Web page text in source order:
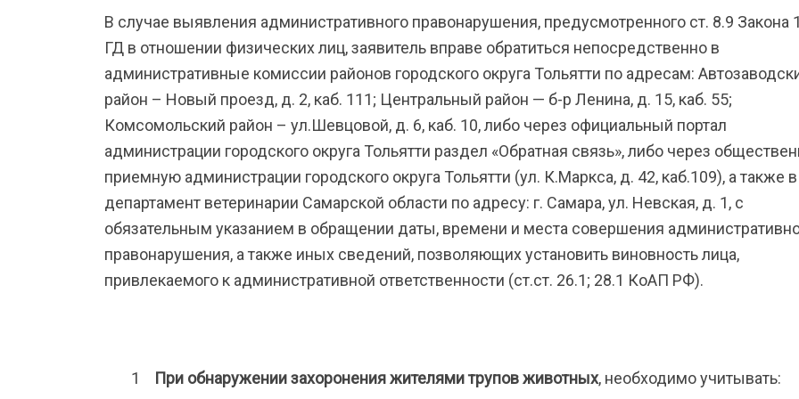
В случае выявления административного правонарушения, предусмотренного ст. 8.9 Закона
ГД в отношении физических лиц, заявитель вправе обратиться непосредственно в
административные комиссии районов городского округа Тольятти по адресам:
район – Новый проезд, д. 2, каб. 111; Центральный район — б-р Ленина, д. 15, каб. 55;
Комсомольский район – ул.Шевцовой, д. 6, каб. 10, либо через официальный портал
администрации городского округа Тольятти раздел «Обратная связь», либо через
приемную администрации городского округа Тольятти (ул. К.Маркса, д. 42, каб.109), а также в
департамент ветеринарии Самарской области по адресу: г. Самара, ул. Невская, д. 1, с
обязательным указанием в обращении даты, времени и места совершения
правонарушения, а также иных сведений, позволяющих установить виновность лица,
привлекаемого к административной ответственности (ст.ст. 26.1; 28.1 КоАП РФ).
При обнаружении захоронения жителями трупов животных, необходимо учитывать: